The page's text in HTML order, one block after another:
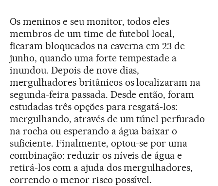
Os meninos e seu monitor, todos eles
membros de um time de futebol local,
ficaram bloqueados na caverna em 23 de
junho, quando uma forte tempestade a
inundou. Depois de nove dias,
mergulhadores britânicos os localizaram na
segunda-feira passada. Desde então, foram
estudadas três opções para resgatá-los:
mergulhando, através de um túnel perfurado
na rocha ou esperando a água baixar o
suficiente. Finalmente, optou-se por uma
combinação: reduzir os níveis de água e
retirá-los com a ajuda dos mergulhadores,
correndo o menor risco possível.